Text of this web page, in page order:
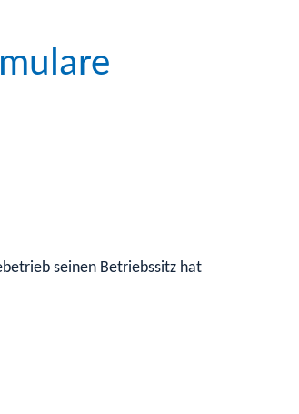
seinen Betriebssitz hat